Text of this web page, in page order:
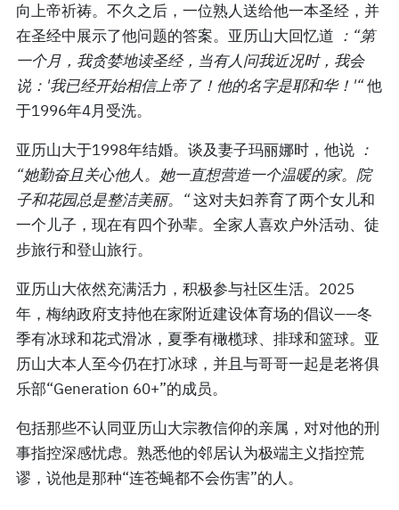
向上帝祈祷。不久之后，一位熟人送给他一本圣经，并
在圣经中展示了他问题的答案。亚历山大回忆道 ：“第
一个月，我贪婪地读圣经，当有人问我近况时，我会
说：'我已经开始相信上帝了！他的名字是耶和华！'“他
于1996年4月受洗。
亚历山大于1998年结婚。谈及妻子玛丽娜时，他说 ：
“她勤奋且关心他人。她一直想营造一个温暖的家。院
子和花园总是整洁美丽。“这对夫妇养育了两个女儿和
一个儿子，现在有四个孙辈。全家人喜欢户外活动、徒
步旅行和登山旅行。
亚历山大依然充满活力，积极参与社区生活。2025
年，梅纳政府支持他在家附近建设体育场的倡议——冬
季有冰球和花式滑冰，夏季有橄榄球、排球和篮球。亚
历山大本人至今仍在打冰球，并且与哥哥一起是老将俱
乐部“Generation 60+”的成员。
包括那些不认同亚历山大宗教信仰的亲属，对对他的刑
事指控深感忧虑。熟悉他的邻居认为极端主义指控荒
谬，说他是那种“连苍蝇都不会伤害”的人。